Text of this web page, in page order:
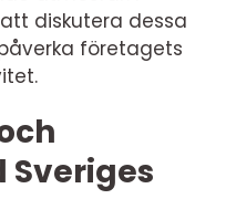
diskutera dessa
företagets